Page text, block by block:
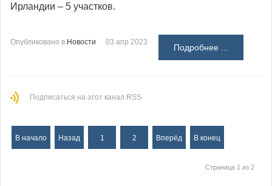
Ирландии – 5 участков.
Опубликовано в Новости 03 апр 2023
Подробнее ...
Подписаться на этот канал RSS
В начало Назад 1 2 Вперёд В конец
Страница 1 из 2